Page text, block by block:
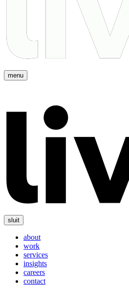
menu
sluit
about
work
services
insights
careers
contact